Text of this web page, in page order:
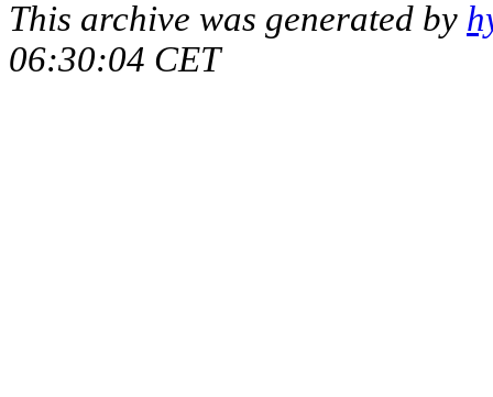
This archive was generated by
06:30:04 CET